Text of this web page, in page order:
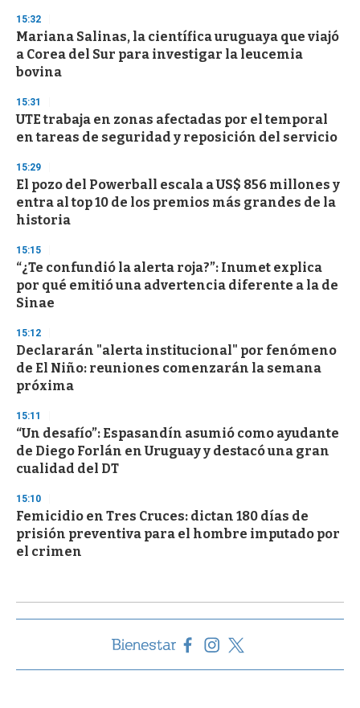
s
e
c
o
n
15:32
Mariana Salinas, la científica uruguaya que viajó
a Corea del Sur para investigar la leucemia
bovina
15:31
UTE trabaja en zonas afectadas por el temporal
en tareas de seguridad y reposición del servicio
15:29
El pozo del Powerball escala a US$ 856 millones y
entra al top 10 de los premios más grandes de la
historia
15:15
“¿Te confundió la alerta roja?”: Inumet explica
por qué emitió una advertencia diferente a la de
Sinae
15:12
Declararán "alerta institucional" por fenómeno
de El Niño: reuniones comenzarán la semana
próxima
15:11
“Un desafío”: Espasandín asumió como ayudante
de Diego Forlán en Uruguay y destacó una gran
cualidad del DT
15:10
Femicidio en Tres Cruces: dictan 180 días de
prisión preventiva para el hombre imputado por
el crimen